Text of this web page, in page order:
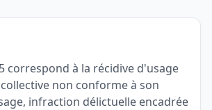
correspond à la récidive d'usage
non conforme à son
infraction délictuelle encadrée